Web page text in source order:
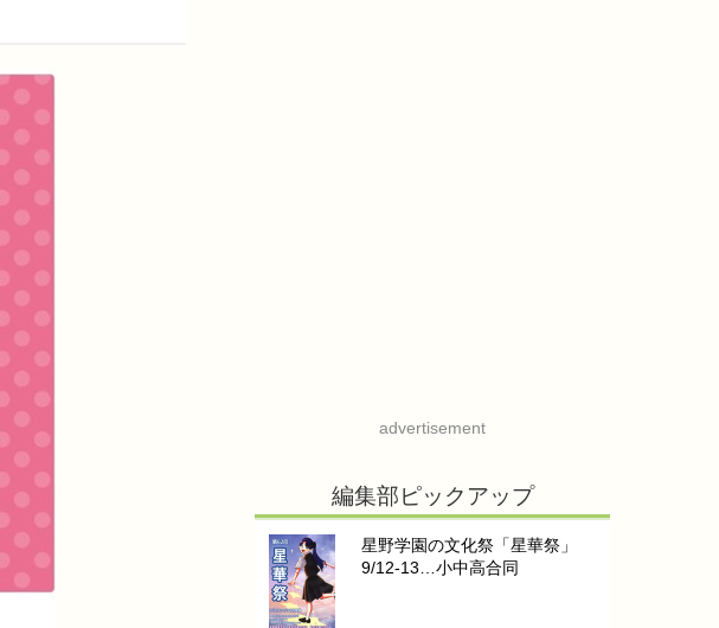
advertisement
編集部ピックアップ
星野学園の文化祭「星華祭」
9/12-13…小中高合同